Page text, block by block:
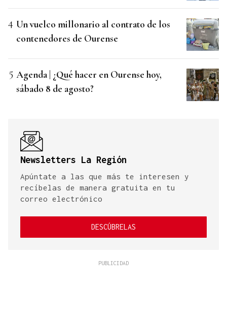
Un vuelco millonario al contrato de los
contenedores de Ourense
Agenda | ¿Qué hacer en Ourense hoy,
sábado 8 de agosto?
Newsletters La Región
Apúntate a las que más te interesen y
recíbelas de manera gratuita en tu
correo electrónico
DESCÚBRELAS